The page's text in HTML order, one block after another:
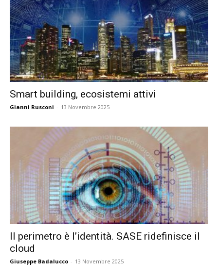
Smart building, ecosistemi attivi
Gianni Rusconi - 13 Novembre 2025
Il perimetro è l’identità. SASE ridefinisce il
cloud
Giuseppe Badalucco - 13 Novembre 2025